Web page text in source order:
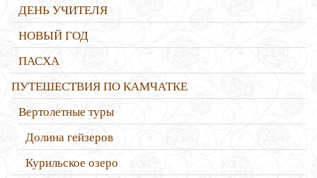
ДЕНЬ УЧИТЕЛЯ
НОВЫЙ ГОД
ПАСХА
ПУТЕШЕСТВИЯ ПО КАМЧАТКЕ
Вертолетные туры
Долина гейзеров
Курильское озеро